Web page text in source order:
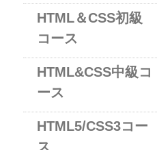
HTML＆CSS初級
コース
HTML&CSS中級コ
ース
HTML5/CSS3コー
ス